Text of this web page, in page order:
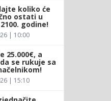
koliko će
ostati u
godine!
| 10:00
25.000€, a
se rukuje sa
| 15:10